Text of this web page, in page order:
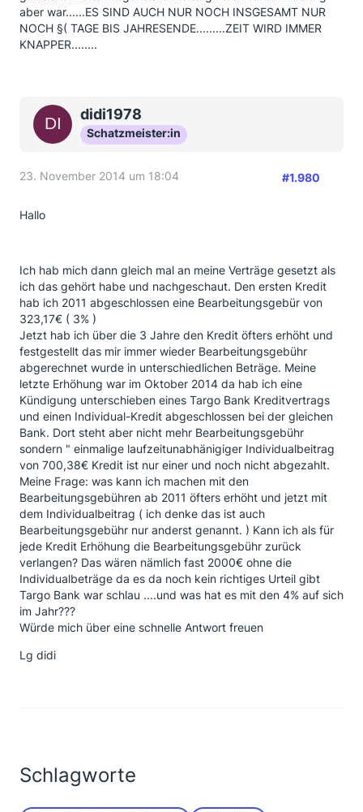
erneuten Fristsetzung.
Die wissen, daß sie jeden Prozeß verlieren.
aber war......ES SIND AUCH NUR NOCH INSGESAMT NUR
NOCH §( TAGE BIS JAHRESENDE.........ZEIT WIRD IMMER
KNAPPER........
didi1978
Schatzmeister:in
23. November 2014 um 18:04 #1.980
Hallo
Ich hab mich dann gleich mal an meine Verträge gesetzt als
ich das gehört habe und nachgeschaut. Den ersten Kredit
hab ich 2011 abgeschlossen eine Bearbeitungsgebür von
323,17€ ( 3% )
Jetzt hab ich über die 3 Jahre den Kredit öfters erhöht und
festgestellt das mir immer wieder Bearbeitungsgebühr
abgerechnet wurde in unterschiedlichen Beträge. Meine
letzte Erhöhung war im Oktober 2014 da hab ich eine
Kündigung unterschieben eines Targo Bank Kreditvertrags
und einen Individual-Kredit abgeschlossen bei der gleichen
Bank. Dort steht aber nicht mehr Bearbeitungsgebühr
sondern " einmalige laufzeitunabhänigiger Individualbeitrag
von 700,38€ Kredit ist nur einer und noch nicht abgezahlt.
Meine Frage: was kann ich machen mit den
Bearbeitungsgebühren ab 2011 öfters erhöht und jetzt mit
dem Individualbeitrag ( ich denke das ist auch
Bearbeitungsgebühr nur anderst genannt. ) Kann ich als für
jede Kredit Erhöhung die Bearbeitungsgebühr zurück
verlangen? Das wären nämlich fast 2000€ ohne die
Individualbeträge da es da noch kein richtiges Urteil gibt
Targo Bank war schlau ....und was hat es mit den 4% auf sich
im Jahr???
Würde mich über eine schnelle Antwort freuen
Lg didi
Schlagworte